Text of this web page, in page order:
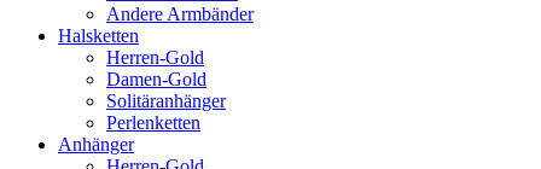
Andere Armbänder
Halsketten
Herren-Gold
Damen-Gold
Solitäranhänger
Perlenketten
Anhänger